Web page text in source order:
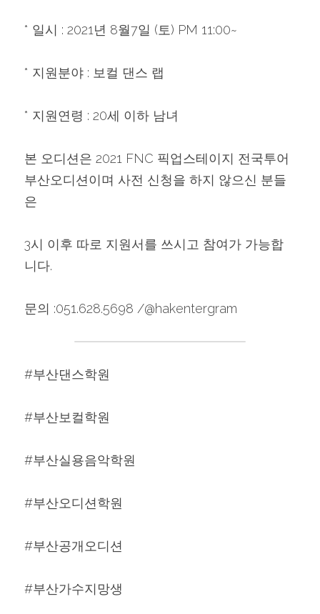
* 일시 : 2021년 8월7일 (토) PM 11:00~
* 지원분야 : 보컬 댄스 랩
* 지원연령 : 20세 이하 남녀
본 오디션은 2021 FNC 픽업스테이지 전국투어
부산오디션이며 사전 신청을 하지 않으신 분들
은
3시 이후 따로 지원서를 쓰시고 참여가 가능합
니다.
문의 :051.628.5698 /@hakentergram
#부산댄스학원
#부산보컬학원
#부산실용음악학원
#부산오디션학원
#부산공개오디션
#부산가수지망생